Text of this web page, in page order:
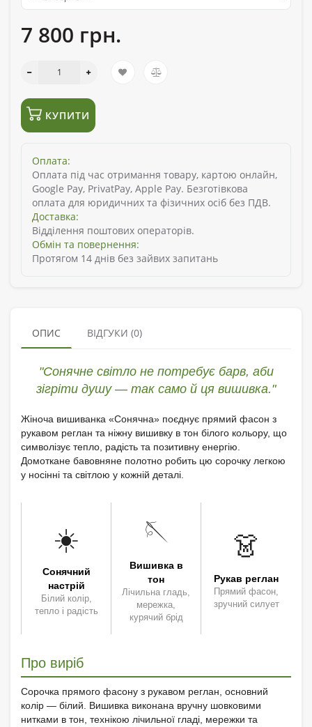
7 800 грн.
КУПИТИ
Оплата:
Оплата під час отримання товару, картою онлайн,
Google Pay, PrivatPay, Apple Pay. Безготівкова
оплата для юридичних та фізичних осіб без ПДВ.
Доставка:
Відділення поштових операторів.
Обмін та повернення:
Протягом 14 днів без зайвих запитань
ОПИС ВІДГУКИ (0)
"Сонячне світло не потребує барв, аби
зігріти душу — так само й ця вишивка."
Жіноча вишиванка «Сонячна» поєднує прямий фасон з
рукавом реглан та ніжну вишивку в тон білого кольору, що
символізує тепло, радість та позитивну енергію.
Домоткане бавовняне полотно робить цю сорочку легкою
у носінні та світлою у кожній деталі.
☀️
Сонячний
настрій
Білий колір,
тепло і радість
🪡
Вишивка в
тон
Лічильна гладь,
мережка,
курячий брід
👗
Рукав реглан
Прямий фасон,
зручний силует
Про виріб
Сорочка прямого фасону з рукавом реглан, основний
колір — білий. Вишивка виконана вручну шовковими
нитками в тон, технікою лічильної гладі, мережки та